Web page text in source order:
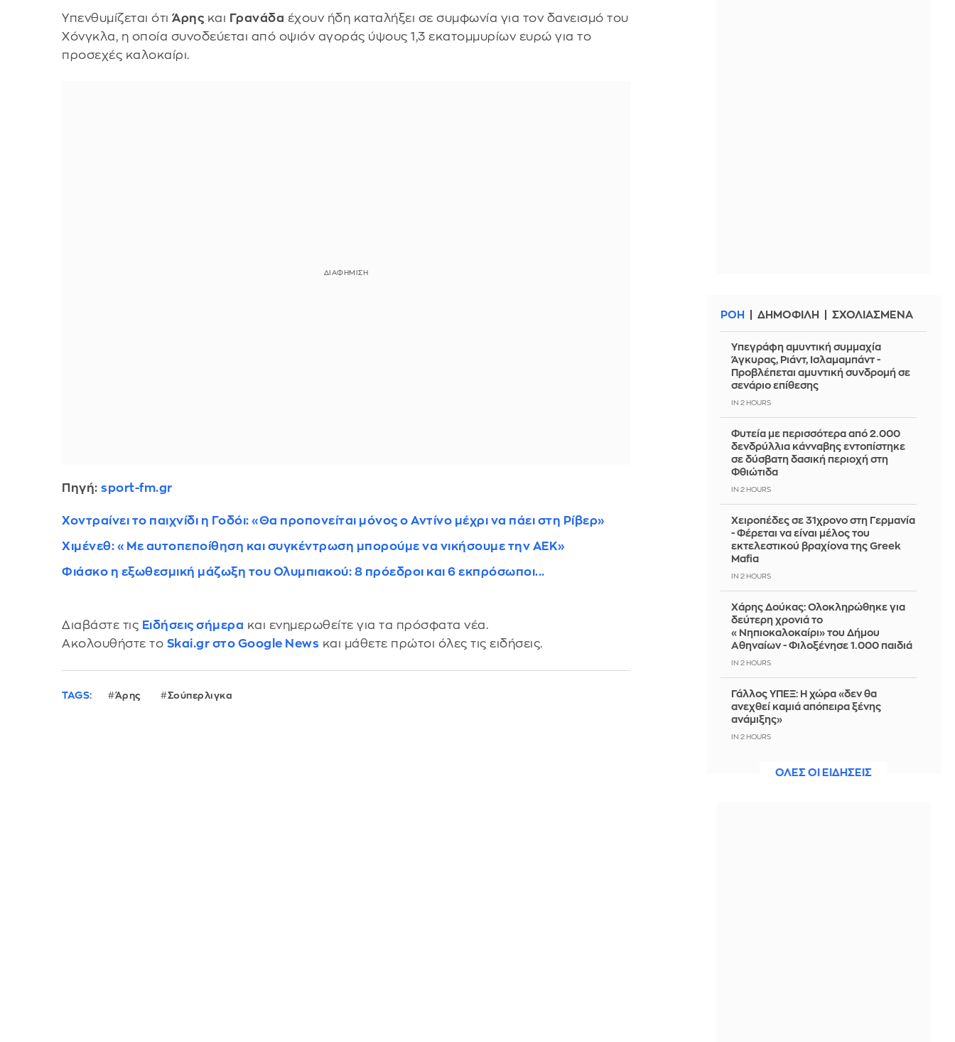
Υπενθυμίζεται ότιΆρης και Γρανάδα έχουν ήδη καταλήξει σε συμφωνία για τον δανεισμό του
Χόνγκλα, η οποία συνοδεύεται από οψιόν αγοράς ύψους 1,3 εκατομμυρίων ευρώ για το
προσεχές καλοκαίρι.
Πηγή: sport-fm.gr
Χοντραίνει το παιχνίδι η Γοδόι: «Θα προπονείται μόνος ο Αντίνο μέχρι να πάει στη Ρίβερ»
Χιμένεθ: «Με αυτοπεποίθηση και συγκέντρωση μπορούμε να νικήσουμε την ΑΕΚ»
Φιάσκο η εξωθεσμική μάζωξη του Ολυμπιακού: 8 πρόεδροι και 6 εκπρόσωποι...
Διαβάστε τις Ειδήσεις σήμερα και ενημερωθείτε για τα πρόσφατα νέα.
Ακολουθήστε το Skai.gr στο Google News και μάθετε πρώτοι όλες τις ειδήσεις.
TAGS: Άρης Σούπερλιγκα
ΡΟΗ ΔΗΜΟΦΙΛΗ ΣΧΟΛΙΑΣΜΕΝΑ
Υπεγράφη αμυντική συμμαχία
Άγκυρας, Ριάντ, Ισλαμαμπάντ -
Προβλέπεται αμυντική συνδρομή σε
σενάριο επίθεσης
IN 2 HOURS
Φυτεία με περισσότερα από 2.000
δενδρύλλια κάνναβης εντοπίστηκε
σε δύσβατη δασική περιοχή στη
Φθιώτιδα
IN 2 HOURS
Χειροπέδες σε 31χρονο στη Γερμανία
- Φέρεται να είναι μέλος του
εκτελεστικού βραχίονα της Greek
Mafia
IN 2 HOURS
Χάρης Δούκας: Ολοκληρώθηκε για
δεύτερη χρονιά το
«Νηπιοκαλοκαίρι» του Δήμου
Αθηναίων - Φιλοξένησε 1.000 παιδιά
IN 2 HOURS
Γάλλος ΥΠΕΞ: Η χώρα «δεν θα
ανεχθεί καμιά απόπειρα ξένης
ανάμιξης»
IN 2 HOURS
Άννα Βίσση: Η αυτοσχέδια καντάδα
ΟΛΕΣ ΟΙ ΕΙΔΗΣΕΙΣ